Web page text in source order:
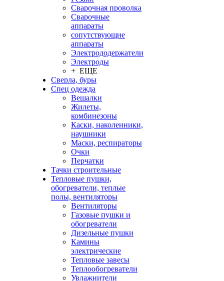
Сварочная проволка
Сварочные
аппараты
сопутствующие
аппараты
Электрододержатели
Электроды
+ ЕЩЕ
Сверла, буры
Спец одежда
Вешалки
Жилеты,
комбинезоны
Каски, наколенники,
наушники
Маски, респираторы
Очки
Перчатки
Тачки строительные
Тепловые пушки,
обогреватели, теплые
полы, вентиляторы
Вентиляторы
Газовые пушки и
обогреватели
Дизельные пушки
Камины
электрические
Тепловые завесы
Теплообогреватели
Увлажнители